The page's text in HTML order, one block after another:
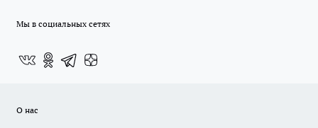
Мы в социальных сетях
О нас